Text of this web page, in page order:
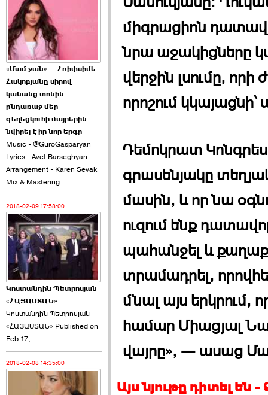
2026-06-10 22:55:00
Ուշքի չենք գալիս այն
խայտառակ ›››
2026-06-09 15:05:00
Ծառուկյանի փեսան
վնասել է ›››
2026-06-09 07:11:00
Այս ընդդիմությունը
կվերցնի ›››
2026-06-09 00:41:00
«Մամ ջան»… Հռիփսիմե
Հակոբյանը սիրով
կանանց տոնին
ընդառաջ մեր
գեղեցկուհի մայրերին
նվիրել է իր նոր երգը
Music - @GuroGasparyan
Lyrics - Avet Barseghyan
Arrangement - Karen Sevak
Mix & Mastering
2018-02-09 17:58:00
Կոստանդին Պետրոսյան
«ՀԱՅԱՍՏԱՆ»
Կոստանդին Պետրոսյան
«ՀԱՅԱՍՏԱՆ» Published on
Feb 17,
2018-02-08 14:35:00
միգրացիոն
նրա աջակիցները
վերջին լսումը,
որոշում
Դեմոկրատ
գրասենյակը
մասին, և որ նա
ուզում ենք
պահանջել և
տրամադրել,
մնալ այս երկրում,
համար Միացյալ
վայրը», — ասաց
Այս նյութը դիտել են